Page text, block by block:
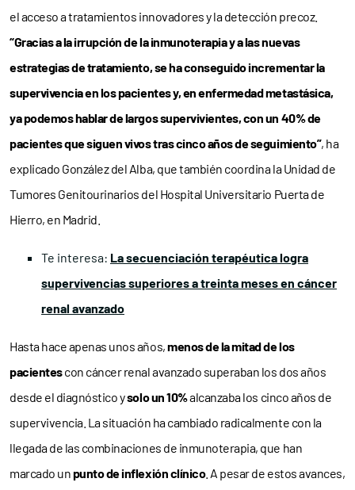
el acceso a tratamientos innovadores y la detección precoz.
“Gracias a la irrupción de la inmunoterapia y a las nuevas
estrategias de tratamiento, se ha conseguido incrementar la
supervivencia en los pacientes y, en enfermedad metastásica,
ya podemos hablar de largos supervivientes, con un 40% de
pacientes que siguen vivos tras cinco años de seguimiento”, ha
explicado González del Alba, que también coordina la Unidad de
Tumores Genitourinarios del Hospital Universitario Puerta de
Hierro, en Madrid.
Te interesa: La secuenciación terapéutica logra
supervivencias superiores a treinta meses en cáncer
renal avanzado
Hasta hace apenas unos años,menos de la mitad de los
pacientescon cáncer renal avanzado superaban los dos años
desde el diagnóstico ysolo un 10%alcanzaba los cinco años de
supervivencia. La situación ha cambiado radicalmente con la
llegada de las combinaciones de inmunoterapia, que han
marcado unpunto de inflexión clínico. A pesar de estos avances,